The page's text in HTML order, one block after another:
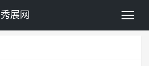
秀展网